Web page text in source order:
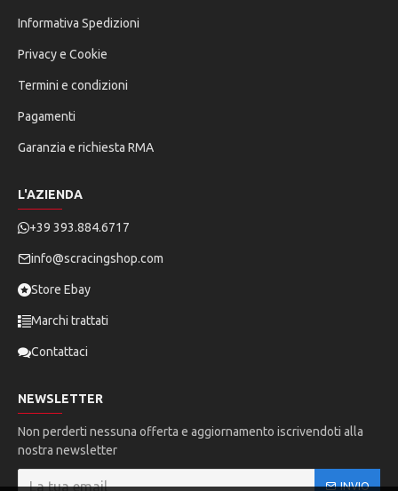
Informativa Spedizioni
Privacy e Cookie
Termini e condizioni
Pagamenti
Garanzia e richiesta RMA
L'AZIENDA
+39 393.884.6717
info@scracingshop.com
Store Ebay
Marchi trattati
Contattaci
NEWSLETTER
Non perderti nessuna offerta e aggiornamento iscrivendoti alla
nostra newsletter
INVIO